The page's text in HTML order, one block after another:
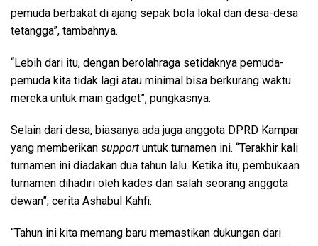
pemuda berbakat di ajang sepak bola lokal dan desa-desa
tetangga”, tambahnya.
“Lebih dari itu, dengan berolahraga setidaknya pemuda-
pemuda kita tidak lagi atau minimal bisa berkurang waktu
mereka untuk main gadget”, pungkasnya.
Selain dari desa, biasanya ada juga anggota DPRD Kampar
yang memberikan support untuk turnamen ini. “Terakhir kali
turnamen ini diadakan dua tahun lalu. Ketika itu, pembukaan
turnamen dihadiri oleh kades dan salah seorang anggota
dewan”, cerita Ashabul Kahfi.
“Tahun ini kita memang baru memastikan dukungan dari